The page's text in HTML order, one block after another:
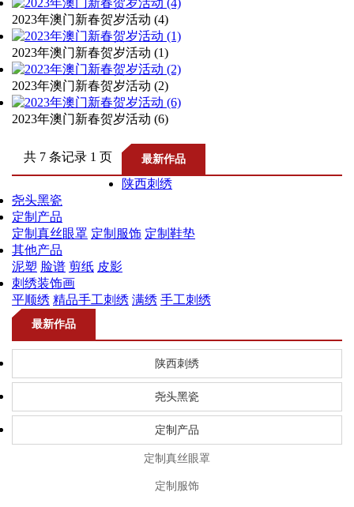
虎头帽
虎头鞋
精品手工刺绣
2023年澳门新春贺岁活动 (4)
2023年澳门新春贺岁活动 (1)
2023年澳门新春贺岁活动 (2)
2023年澳门新春贺岁活动 (6)
共 7 条记录 1 页 最新作品
陕西刺绣
尧头黑瓷
定制产品
定制真丝眼罩 定制服饰 定制鞋垫
其他产品
泥塑 脸谱 剪纸 皮影
刺绣装饰画
平顺绣 精品手工刺绣 满绣 手工刺绣
最新作品
陕西刺绣
尧头黑瓷
定制产品
定制真丝眼罩
定制服饰